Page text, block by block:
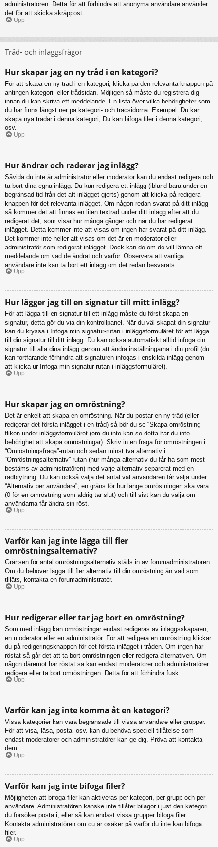
administratören. Detta för att förhindra att anonyma användare använder
det för att skicka skräppost.
Upp
Tråd- och inläggsfrågor
Hur skapar jag en ny tråd i en kategori?
För att skapa en ny tråd i en kategori, klicka på den relevanta knappen på
antingen kategori- eller trådsidan. Möjligen så måste du registrera dig
innan du kan skriva ett meddelande. En lista över vilka behörigheter som
du har finns längst ner på kategori- och trådsidorna. Exempel: Du kan
skapa nya trådar i denna kategori, Du kan bifoga filer i denna kategori,
osv.
Upp
Hur ändrar och raderar jag inlägg?
Såvida du inte är administratör eller moderator kan du endast redigera och
ta bort dina egna inlägg. Du kan redigera ett inlägg (ibland bara under en
begränsad tid från det att inlägget gjorts) genom att klicka på redigera-
knappen för det relevanta inlägget. Om någon redan svarat på ditt inlägg
så kommer det att finnas en liten textrad under ditt inlägg efter att du
redigerat det, som visar hur många gånger och när du har redigerat
inlägget. Detta kommer inte att visas om ingen har svarat på ditt inlägg.
Det kommer inte heller att visas om det är en moderator eller
administratör som redigerat inlägget. Dock kan de om de vill lämna ett
meddelande om vad de ändrat och varför. Observera att vanliga
användare inte kan ta bort ett inlägg om det redan besvarats.
Upp
Hur lägger jag till en signatur till mitt inlägg?
För att lägga till en signatur till ett inlägg måste du först skapa en
signatur, detta gör du via din kontrollpanel. När du väl skapat din signatur
kan du kryssa i Infoga min signatur-rutan i inläggsformuläret för att lägga
till din signatur till ditt inlägg. Du kan också automatiskt alltid infoga din
signatur till alla dina inlägg genom att ändra inställningarna i din profil (du
kan fortfarande förhindra att signaturen infogas i enskilda inlägg genom
att klicka ur Infoga min signatur-rutan i inläggsformuläret).
Upp
Hur skapar jag en omröstning?
Det är enkelt att skapa en omröstning. När du postar en ny tråd (eller
redigerar det första inlägget i en tråd) så bör du se “Skapa omröstning”-
fliken under inläggsformuläret (om du inte kan se detta har du inte
behörighet att skapa omröstningar). Skriv in en fråga för omröstningen i
“Omröstningsfråga”-rutan och sedan minst två alternativ i
“Omröstningsalternativ”-rutan (hur många alternativ du får ha som mest
bestäms av administratören) med varje alternativ separerat med en
radbrytning. Du kan också välja det antal val användaren får välja under
“Alternativ per användare”, en gräns för hur länge omröstningen ska vara
(0 för en omröstning som aldrig tar slut) och till sist kan du välja om
användarna får ändra sin röst.
Upp
Varför kan jag inte lägga till fler
omröstningsalternativ?
Gränsen för antal omröstningsalternativ ställs in av forumadministratören.
Om du behöver lägga till fler alternativ till din omröstning än vad som
tillåts, kontakta en forumadministratör.
Upp
Hur redigerar eller tar jag bort en omröstning?
Som med inlägg kan omröstningar endast redigeras av inläggsskaparen,
en moderator eller en administratör. För att redigera en omröstning klickar
du på redigeringsknappen för det första inlägget i tråden. Om ingen har
röstat så går det att ta bort omröstningen eller redigera alternativen. Om
någon däremot har röstat så kan endast moderatorer och administratörer
redigera eller ta bort omröstningen. Detta för att förhindra fusk.
Upp
Varför kan jag inte komma åt en kategori?
Vissa kategorier kan vara begränsade till vissa användare eller grupper.
För att visa, läsa, posta, osv. kan du behöva speciell tillåtelse som
endast moderatorer och administratörer kan ge dig. Pröva att kontakta
dem.
Upp
Varför kan jag inte bifoga filer?
Möjligheten att bifoga filer kan aktiveras per kategori, per grupp och per
användare. Administratören kanske inte tillåter bilagor i just den kategori
du försöker posta i, eller så kan endast vissa grupper bifoga filer.
Kontakta administratören om du är osäker på varför du inte kan bifoga
filer.
Upp